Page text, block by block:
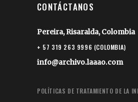
CONTÁCTANOS
Pereira, Risaralda, Colombia
+ 57 319 263 9996 (COLOMBIA)
info@archivo.laaao.com
POLÍTICAS DE TRATAMIENTO DE LA